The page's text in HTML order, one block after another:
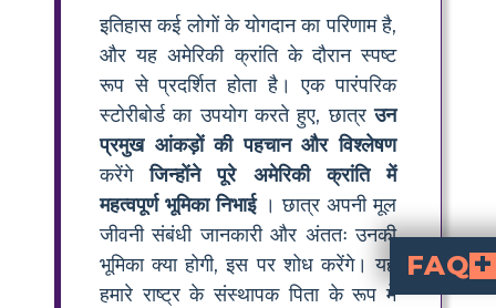
इतिहास कई लोगों के योगदान का परिणाम है,
और यह अमेरिकी क्रांति के दौरान स्पष्ट
रूप से प्रदर्शित होता है। एक पारंपरिक
स्टोरीबोर्ड का उपयोग करते हुए, छात्रउन
प्रमुख आंकड़ों की पहचान और विश्लेषण
करेंगेजिन्होंने पूरे अमेरिकी क्रांति में
महत्वपूर्ण भूमिका निभाई। छात्र अपनी मूल
जीवनी संबंधी जानकारी और अंततः उनकी
भूमिका क्या होगी, इस पर शोध करेंगे। यह
हमारे राष्ट्र के संस्थापक पिता के रूप में
FAQ